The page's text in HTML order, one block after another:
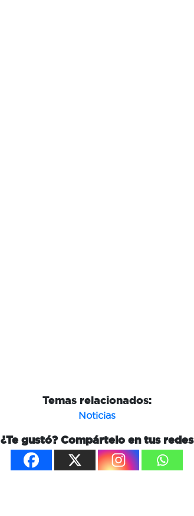
Temas relacionados:
Noticias
¿Te gustó? Compártelo en tus redes